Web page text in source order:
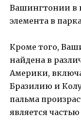
Вашингтонии в
элемента в
Кроме того,
найдена в
Америки,
Бразилию и
пальма
является